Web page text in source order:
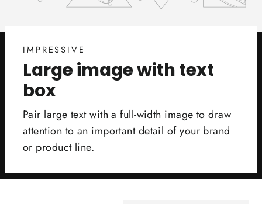
IMPRESSIVE
Large image with text
box
Pair large text with a full-width image to draw
attention to an important detail of your brand
or product line.